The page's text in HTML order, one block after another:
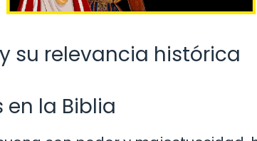
su relevancia histórica
en la Biblia